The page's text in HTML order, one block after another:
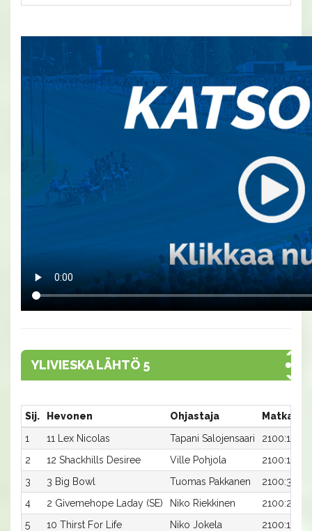
YLIVIESKA LÄHTÖ 5
Sij. Hevonen Ohjastaja
1
11 Lex Nicolas Tapani Salojensaari
2100:11
2
12 Shackhills Desiree Ville Pohjola
2100:12
3
3 Big Bowl Tuomas Pakkanen
2100:3
4
2 Givemehope Laday (SE) Niko Riekkinen
2100:2
5
10 Thirst For Life Niko Jokela
2100:10